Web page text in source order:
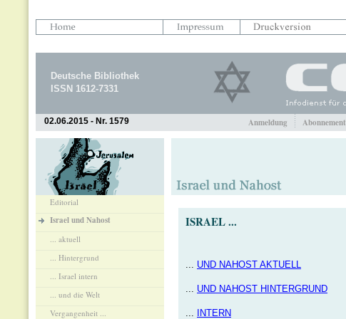
Deutsche Bibliothek
ISSN 1612-7331
02.06.2015 - Nr. 1579 Anmeldung Abonnement
Editorial
Israel und Nahost
... aktuell
... Hintergrund
... Israel intern
... und die Welt
Vergangenheit ...
ISRAEL ...
... UND NAHOST AKTUELL
... UND NAHOST HINTERGRUND
... INTERN